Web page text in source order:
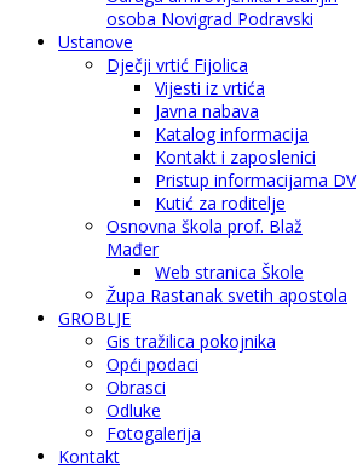
osoba Novigrad Podravski
Ustanove
Dječji vrtić Fijolica
Vijesti iz vrtića
Javna nabava
Katalog informacija
Kontakt i zaposlenici
Pristup informacijama DV
Kutić za roditelje
Osnovna škola prof. Blaž
Mađer
Web stranica Škole
Župa Rastanak svetih apostola
GROBLJE
Gis tražilica pokojnika
Opći podaci
Obrasci
Odluke
Fotogalerija
Kontakt